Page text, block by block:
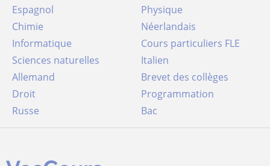
Espagnol
Physique
Chimie
Néerlandais
Informatique
Cours particuliers FLE
Sciences naturelles
Italien
Allemand
Brevet des collèges
Droit
Programmation
Russe
Bac